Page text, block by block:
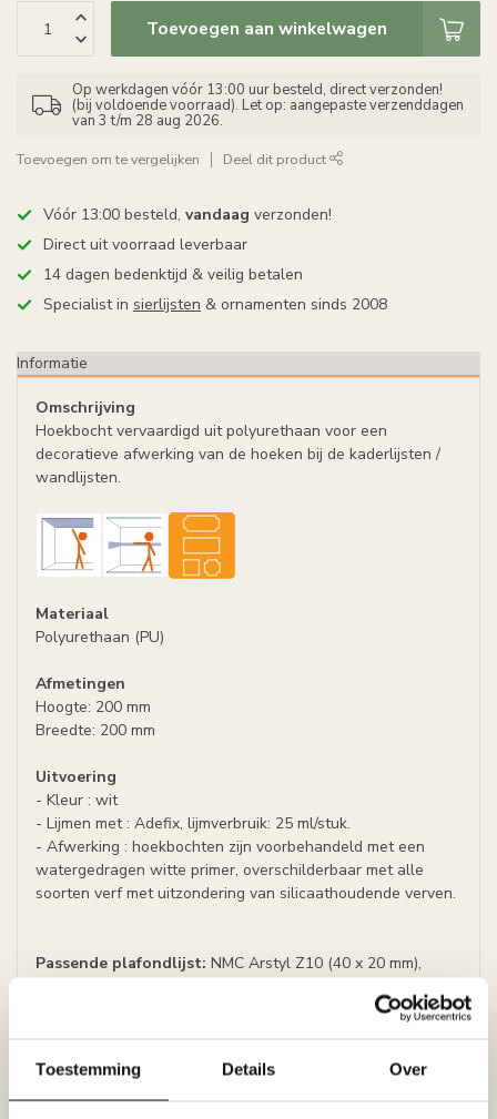
Toestemming Details Over
Toevoegen aan winkelwagen
Op werkdagen vóór 13:00 uur besteld, direct verzonden!
(bij voldoende voorraad). Let op: aangepaste verzenddagen
van 3 t/m 28 aug 2026.
Toevoegen om te vergelijken Deel dit product
Vóór 13:00 besteld, vandaag verzonden!
Direct uit voorraad leverbaar
14 dagen bedenktijd & veilig betalen
Specialist in sierlijsten & ornamenten sinds 2008
Informatie
Omschrijving
Hoekbocht vervaardigd uit polyurethaan voor een
decoratieve afwerking van de hoeken bij de kaderlijsten /
wandlijsten.
Materiaal
Polyurethaan (PU)
Afmetingen
Hoogte: 200 mm
Breedte: 200 mm
Uitvoering
- Kleur : wit
- Lijmen met : Adefix, lijmverbruik: 25 ml/stuk.
- Afwerking : hoekbochten zijn voorbehandeld met een
watergedragen witte primer, overschilderbaar met alle
soorten verf met uitzondering van silicaathoudende verven.
Passende plafondlijst: NMC Arstyl Z10 (40 x 20 mm),
Specificaties